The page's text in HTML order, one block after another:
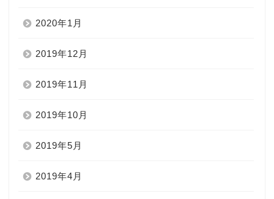
2020年1月
2019年12月
2019年11月
2019年10月
2019年5月
2019年4月